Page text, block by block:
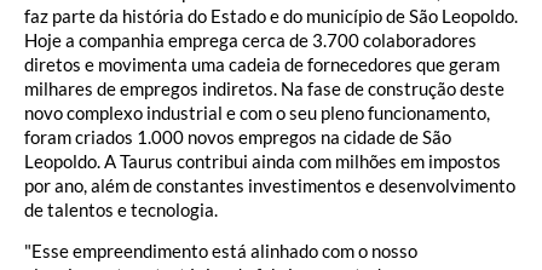
faz parte da história do Estado e do município de São Leopoldo.
Hoje a companhia emprega cerca de 3.700 colaboradores
diretos e movimenta uma cadeia de fornecedores que geram
milhares de empregos indiretos. Na fase de construção deste
novo complexo industrial e com o seu pleno funcionamento,
foram criados 1.000 novos empregos na cidade de São
Leopoldo. A Taurus contribui ainda com milhões em impostos
por ano, além de constantes investimentos e desenvolvimento
de talentos e tecnologia.
"Esse empreendimento está alinhado com o nosso